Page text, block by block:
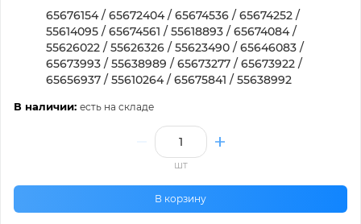
65676154 / 65672404 / 65674536 / 65674252 /
55614095 / 65674561 / 55618893 / 65674084 /
55626022 / 55626326 / 55623490 / 65646083 /
65673993 / 55638989 / 65673277 / 65673922 /
65656937 / 55610264 / 65675841 / 55638992
В наличии: есть на складе
шт
В корзину